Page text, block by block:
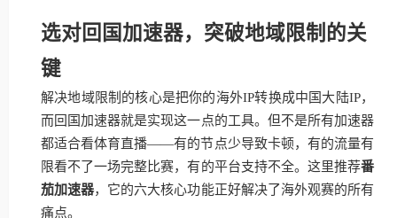
选对回国加速器，突破地域限制的关
键
解决地域限制的核心是把你的海外IP转换成中国大陆IP，
而回国加速器就是实现这一点的工具。但不是所有加速器
都适合看体育直播——有的节点少导致卡顿，有的流量有
限看不了一场完整比赛，有的平台支持不全。这里推荐番
茄加速器，它的六大核心功能正好解决了海外观赛的所有
痛点。